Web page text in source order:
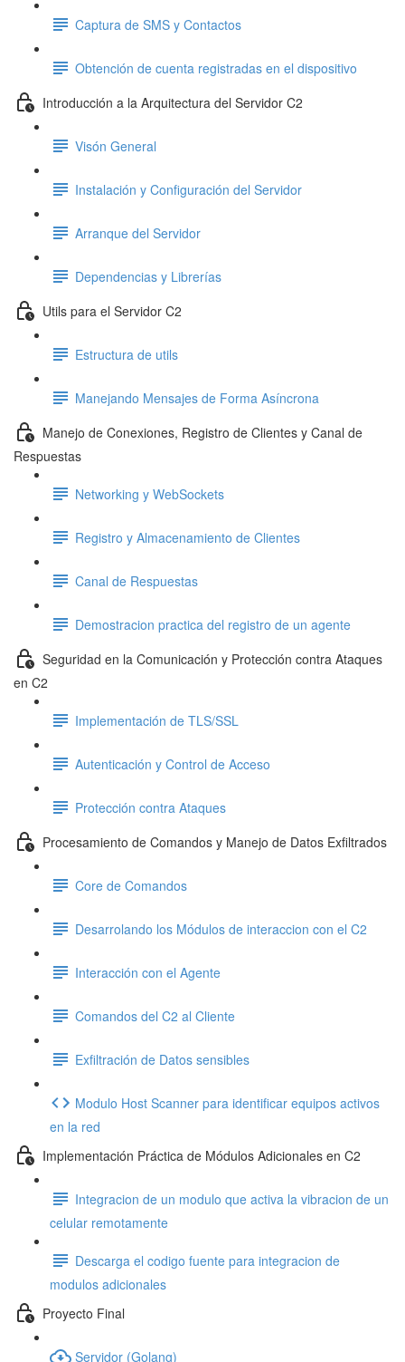
Captura de SMS y Contactos
Obtención de cuenta registradas en el dispositivo
Introducción a la Arquitectura del Servidor C2
Visón General
Instalación y Configuración del Servidor
Arranque del Servidor
Dependencias y Librerías
Utils para el Servidor C2
Estructura de utils
Manejando Mensajes de Forma Asíncrona
Manejo de Conexiones, Registro de Clientes y Canal de
Respuestas
Networking y WebSockets
Registro y Almacenamiento de Clientes
Canal de Respuestas
Demostracion practica del registro de un agente
Seguridad en la Comunicación y Protección contra Ataques
en C2
Implementación de TLS/SSL
Autenticación y Control de Acceso
Protección contra Ataques
Procesamiento de Comandos y Manejo de Datos Exfiltrados
Core de Comandos
Desarrolando los Módulos de interaccion con el C2
Interacción con el Agente
Comandos del C2 al Cliente
Exfiltración de Datos sensibles
Modulo Host Scanner para identificar equipos activos
en la red
Implementación Práctica de Módulos Adicionales en C2
Integracion de un modulo que activa la vibracion de un
celular remotamente
Descarga el codigo fuente para integracion de
modulos adicionales
Proyecto Final
Servidor (Golang)